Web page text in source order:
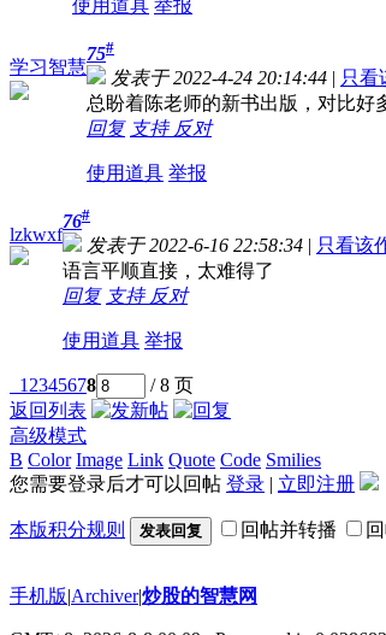
使用道具 举报
学习智慧
75#
发表于 2022-4-24 20:14:44 | 只看
总盼着陈老师的新书出版，对比
回复 支持 反对
使用道具 举报
lzkwxf
76#
发表于 2022-6-16 22:58:34 | 只看该
语言平顺直接，太难得了
回复 支持 反对
使用道具 举报
1 2345678
/ 8 页
返回列表
高级模式
B Color Image Link Quote Code Smilies
您需要登录后才可以回帖 登录 | 立即注册
本版积分规则 发表回复 回帖并转播
手机版|Archiver|炒股的智慧网